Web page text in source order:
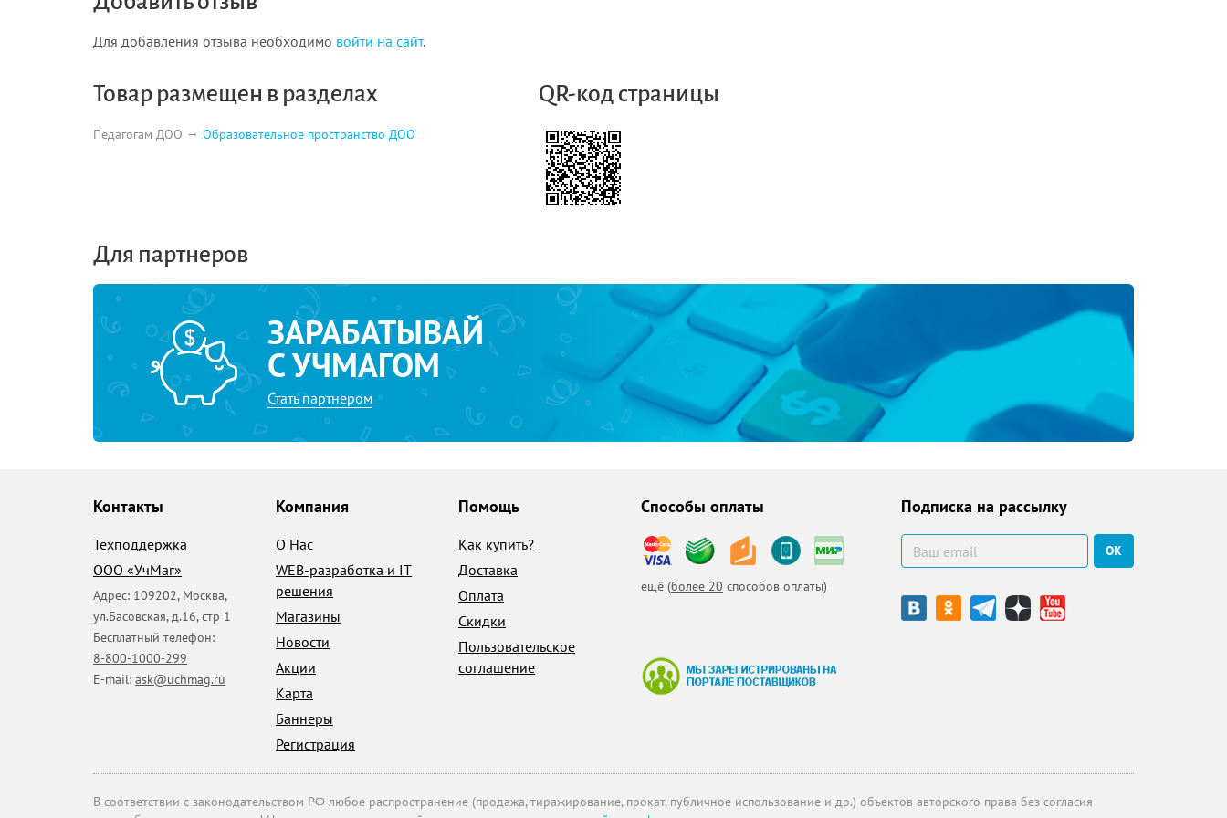
Приложение 4 184
Приложение 5 188
Список использованной литературы 181
Для добавления отзыва необходимо войти на сайт.
Товар размещен в разделах
Педагогам ДОО Образовательное пространство ДОО
QR-код страницы
Для партнеров
ЗАРАБАТЫВАЙ
С УЧМАГОМ
Стать партнером
Контакты
Техподдержка
ООО «УчМаг»
Адрес: 109202, Москва,
ул.Басовская, д.16, стр 1
Бесплатный телефон:
8-800-1000-299
E-mail: ask@uchmag.ru
Компания
О Нас
WEB-разработка и IT
решения
Магазины
Новости
Акции
Карта
Баннеры
Регистрация
Помощь
Как купить?
Доставка
Оплата
Скидки
Пользовательское
соглашение
Способы оплаты
ещё (более 20 способов оплаты)
Подписка на рассылку
ОК
В соответствии с законодательством РФ любое распространение (продажа, тиражирование, прокат, публичное использование и др.) объектов авторского права без согласия